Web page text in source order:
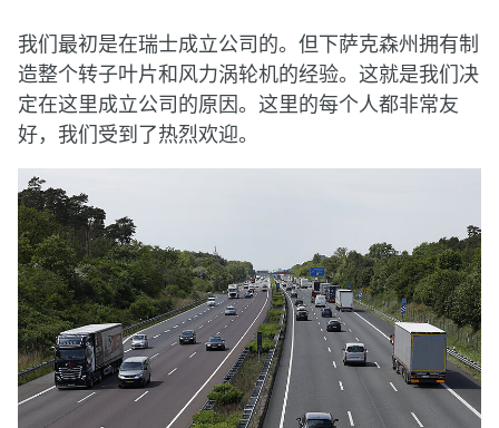
我们最初是在瑞士成立公司的。但下萨克森州拥有制
造整个转子叶片和风力涡轮机的经验。这就是我们决
定在这里成立公司的原因。这里的每个人都非常友
好，我们受到了热烈欢迎。